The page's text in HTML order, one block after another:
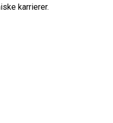
karrierer.